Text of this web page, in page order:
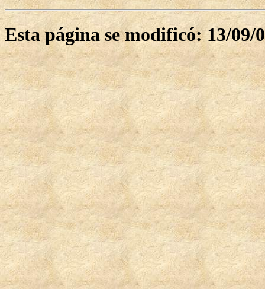
Esta página se modificó: 13/09/